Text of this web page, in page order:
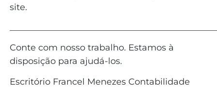
site.
Conte com nosso trabalho. Estamos à
disposição para ajudá-los.
Escritório Francel Menezes Contabilidade